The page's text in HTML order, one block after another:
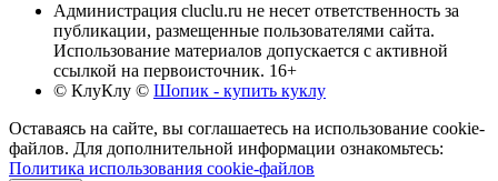
Администрация cluclu.ru не несет ответственность за
публикации, размещенные пользователями сайта.
Использование материалов допускается с активной
ссылкой на первоисточник. 16+
© КлуКлу © Шопик - купить куклу
Оставаясь на сайте, вы соглашаетесь на использование cookie-
файлов. Для дополнительной информации ознакомьтесь:
Политика использования cookie-файлов